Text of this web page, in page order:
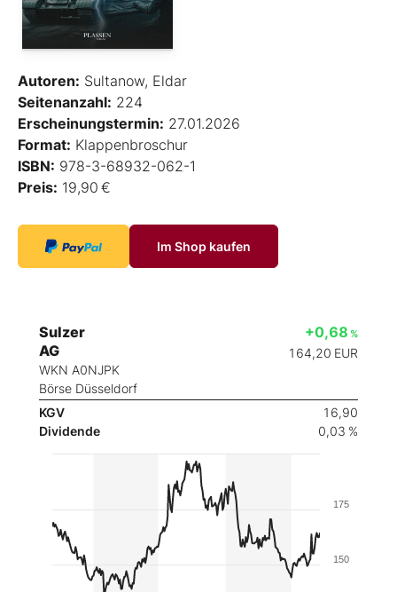
Autoren: Sultanow, Eldar
Seitenanzahl: 224
Erscheinungstermin: 27.01.2026
Format: Klappenbroschur
ISBN: 978-3-68932-062-1
Preis: 19,90 €
Im Shop kaufen
Sulzer
AG
WKN A0NJPK
Börse Düsseldorf
+0,68 %
164,20 EUR
KGV
16,90
Dividende
0,03 %
150
175